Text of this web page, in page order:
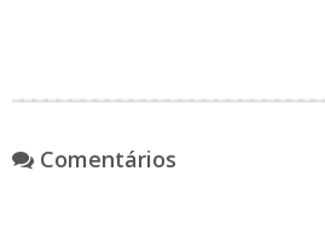
Comentários